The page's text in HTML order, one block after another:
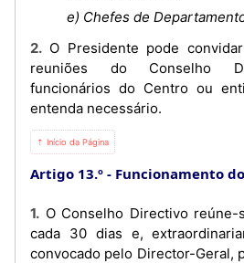
e) Chefes de
2. O Presidente pode convidar para participar nas
reuniões do Conselho
funcionários do Centro ou
entenda necessário.
⇡ Início da Página
Artigo 13.º Funcionamento
1. O Conselho Directivo reúne-se, ordinariamente, a
cada 30 dias e,
convocado pelo Director-Geral,